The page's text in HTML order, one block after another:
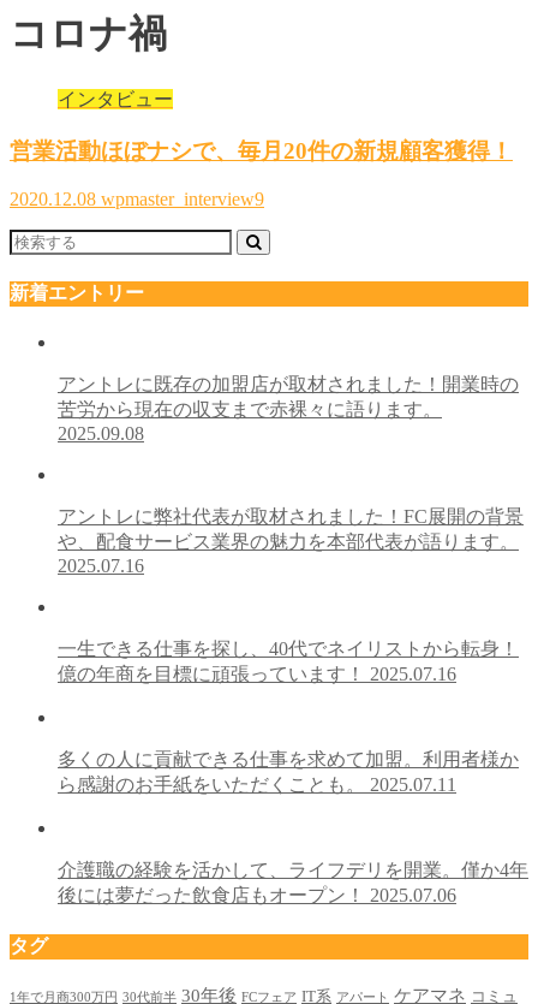
コロナ禍
インタビュー
営業活動ほぼナシで、毎月20件の新規顧客獲得！
2020.12.08 wpmaster_interview9
新着エントリー
アントレに既存の加盟店が取材されました！開業時の
苦労から現在の収支まで赤裸々に語ります。
2025.09.08
アントレに弊社代表が取材されました！FC展開の背景
や、配食サービス業界の魅力を本部代表が語ります。
2025.07.16
⼀⽣できる仕事を探し、40代でネイリストから転⾝！
億の年商を⽬標に頑張っています！ 2025.07.16
多くの⼈に貢献できる仕事を求めて加盟。利⽤者様か
ら感謝のお⼿紙をいただくことも。 2025.07.11
介護職の経験を活かして、ライフデリを開業。僅か4年
後には夢だった飲⾷店もオープン！ 2025.07.06
タグ
1年で月商300万円 30代前半 30年後 FCフェア IT系 アパート ケアマネ コミュ